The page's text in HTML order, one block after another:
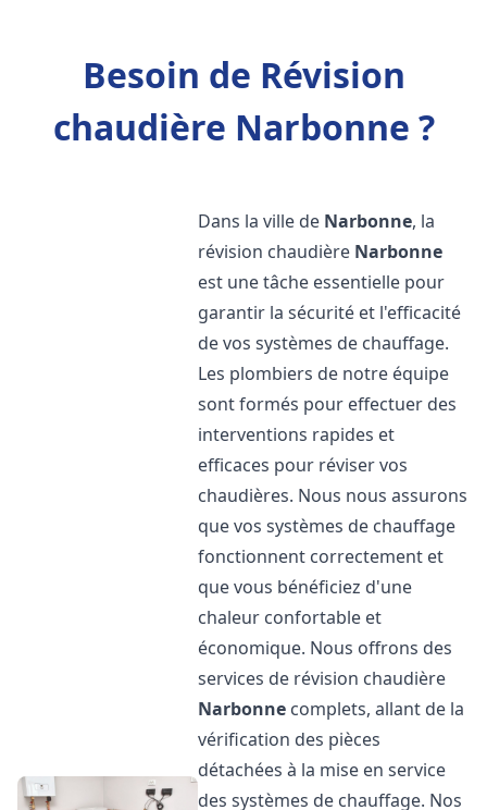
Besoin de Révision
chaudière Narbonne ?
Dans la ville de Narbonne, la
révision chaudière Narbonne
est une tâche essentielle pour
garantir la sécurité et l'efficacité
de vos systèmes de chauffage.
Les plombiers de notre équipe
sont formés pour effectuer des
interventions rapides et
efficaces pour réviser vos
chaudières. Nous nous assurons
que vos systèmes de chauffage
fonctionnent correctement et
que vous bénéficiez d'une
chaleur confortable et
économique. Nous offrons des
services de révision chaudière
Narbonne complets, allant de la
vérification des pièces
détachées à la mise en service
des systèmes de chauffage. Nos